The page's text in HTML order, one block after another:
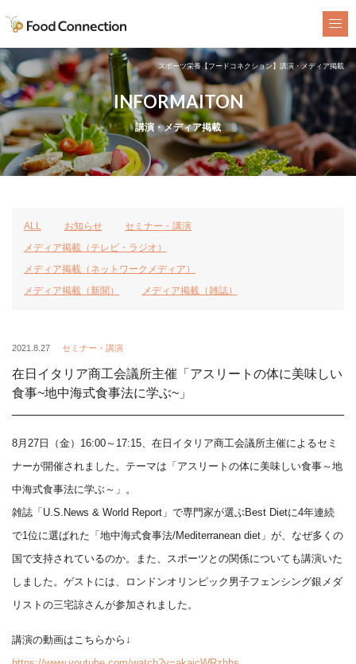
スポーツ栄養【フードコネクション】講演・メディア掲載
INFORMAITON
講演・メディア掲載
ALL お知らせ
セミナー・講演
メディア掲載（テレビ・ラジオ）
メディア掲載（ネットワークメディア）
メディア掲載（新聞）
メディア掲載（雑誌）
2021.8.27 セミナー・講演
在日イタリア商工会議所主催「アスリートの体に美味しい
食事~地中海式食事法に学ぶ~」
8月27日（金）16:00～17:15、在日イタリア商工会議所主催によるセミ
ナーが開催されました。テーマは「アスリートの体に美味しい食事～地
中海式食事法に学ぶ～」。
雑誌「U.S.News & World Report」で専門家が選ぶBest Dietに4年連続
で1位に選ばれた「地中海式食事法/Mediterranean diet」が、なぜ多くの
国で支持されているのか。また、スポーツとの関係についても講演いた
しました。ゲストには、ロンドンオリンピック男子フェンシング銀メダ
リストの三宅諒さんが参加されました。
講演の動画はこちらから↓